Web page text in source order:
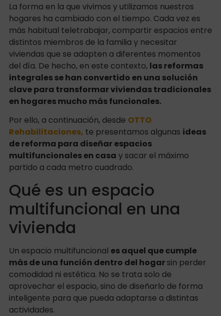
La forma en la que vivimos y utilizamos nuestros
hogares ha cambiado con el tiempo. Cada vez es
más habitual teletrabajar, compartir espacios entre
distintos miembros de la familia y necesitar
viviendas que se adapten a diferentes momentos
del día. De hecho, en este contexto, las reformas
integrales se han convertido en una solución
clave para transformar viviendas tradicionales
en hogares mucho más funcionales.
Por ello, a continuación, desde OTTO
Rehabilitaciones, te presentamos algunas ideas
de reforma para diseñar espacios
multifuncionales en casa y sacar el máximo
partido a cada metro cuadrado.
Qué es un espacio
multifuncional en una
vivienda
Un espacio multifuncional es aquel que cumple
más de una función dentro del hogarsin perder
comodidad ni estética. No se trata solo de
aprovechar el espacio, sino de diseñarlo de forma
inteligente para que pueda adaptarse a distintas
actividades.